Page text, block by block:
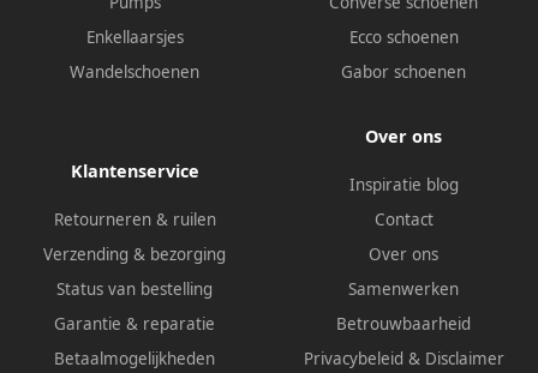
Enkellaarsjes
Wandelschoenen
Ecco schoenen
Gabor schoenen
Klantenservice
Retourneren & ruilen
Verzending & bezorging
Status van bestelling
Garantie & reparatie
Betaalmogelijkheden
Over ons
Inspiratie blog
Contact
Over ons
Samenwerken
Betrouwbaarheid
Privacybeleid & Disclaimer